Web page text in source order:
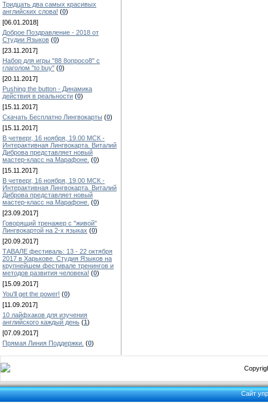
Тридцать два самых красивых
английских слова! (0)
[06.01.2018]
Доброе Поздравление - 2018 от
Студии Языков (0)
[23.11.2017]
Набор для игры "88 8опросо8" с
глаголом "to buy" (0)
[20.11.2017]
Pushing the button - Динамика
действия в реальности (0)
[15.11.2017]
Скачать Бесплатно Лингвокарты (0)
[15.11.2017]
В четверг, 16 ноября, 19.00 МСК -
Интерактивная Лингвокарта. Виталий
Диброва представляет новый
мастер-класс на Марафоне. (0)
[15.11.2017]
В четверг, 16 ноября, 19.00 МСК -
Интерактивная Лингвокарта. Виталий
Диброва представляет новый
мастер-класс на Марафоне. (0)
[23.09.2017]
Говорящий тренажер с "живой"
Лингвокартой на 2-х языках (0)
[20.09.2017]
ТАВАЛЕ фестиваль: 13 - 22 октября
2017 в Харькове. Студия Языков на
крупнейшем фестивале тренингов и
методов развития человека! (0)
[15.09.2017]
You'll get the power! (0)
[11.09.2017]
10 лайфхаков для изучения
английского каждый день (1)
[07.09.2017]
Прямая Линия Поддержки. (0)
Сайт